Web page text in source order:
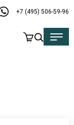
+7 (495) 506-59-96